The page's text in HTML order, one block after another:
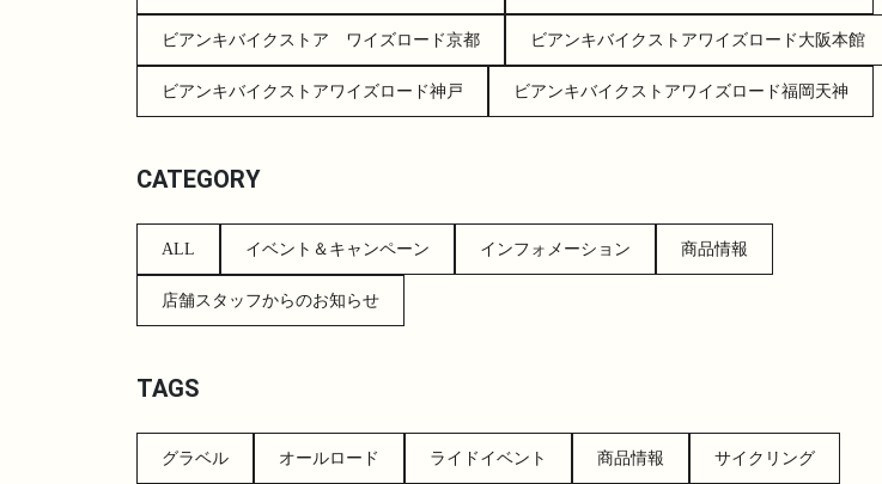
ビアンキバイクストア ワイズロード京都 ビアンキバイクストアワイズロード大阪本館
ビアンキバイクストアワイズロード神戸 ビアンキバイクストアワイズロード福岡天神
CATEGORY
ALL イベント＆キャンペーン インフォメーション 商品情報
店舗スタッフからのお知らせ
TAGS
グラベル オールロード ライドイベント 商品情報 サイクリング